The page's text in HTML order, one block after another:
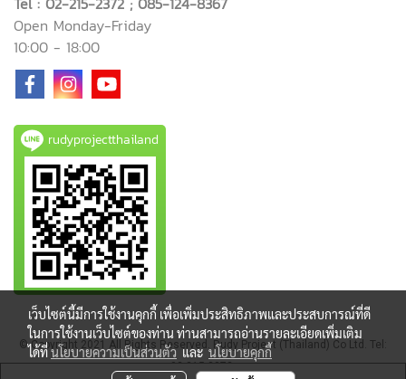
Open Monday-Friday
10:00 - 18:00
rudyprojectthailand
© Copyright 2021 All Rights Reserved. Rudy Project (Thailand) Co Ltd. Tel:
02-215-2372
เว็บไซต์นี้มีการใช้งานคุกกี้ เพื่อเพิ่มประสิทธิภาพและประสบการณ์ที่ดี
ในการใช้งานเว็บไซต์ของท่าน ท่านสามารถอ่านรายละเอียดเพิ่มเติม
ได้ที่นโยบายความเป็นส่วนตัวและนโยบายคุกกี้